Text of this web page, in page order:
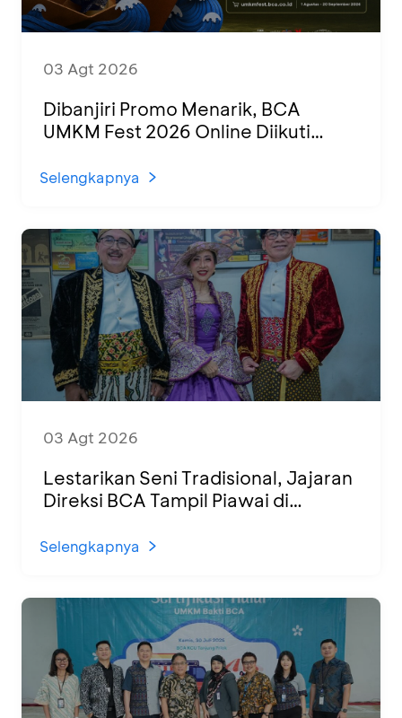
03 Agt 2026
Dibanjiri Promo Menarik, BCA
UMKM Fest 2026 Online Diikuti
Selengkapnya
03 Agt 2026
Lestarikan Seni Tradisional, Jajaran
Direksi BCA Tampil Piawai di
Selengkapnya